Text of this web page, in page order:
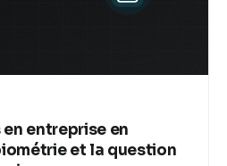
entreprise en
et la question